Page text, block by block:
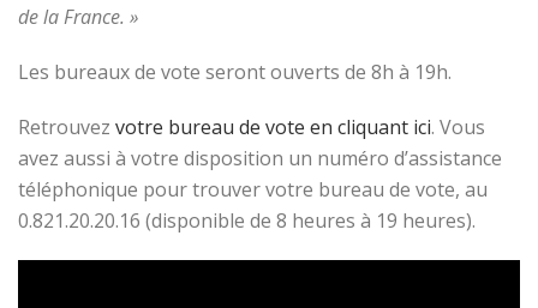
de la France. »
Les bureaux de vote seront ouverts de 8h à 19h.
Retrouvez votre bureau de vote en cliquant ici. Vous
avez aussi à votre disposition un numéro d’assistance
téléphonique pour trouver votre bureau de vote, au
0.821.20.20.16 (disponible de 8 heures à 19 heures).